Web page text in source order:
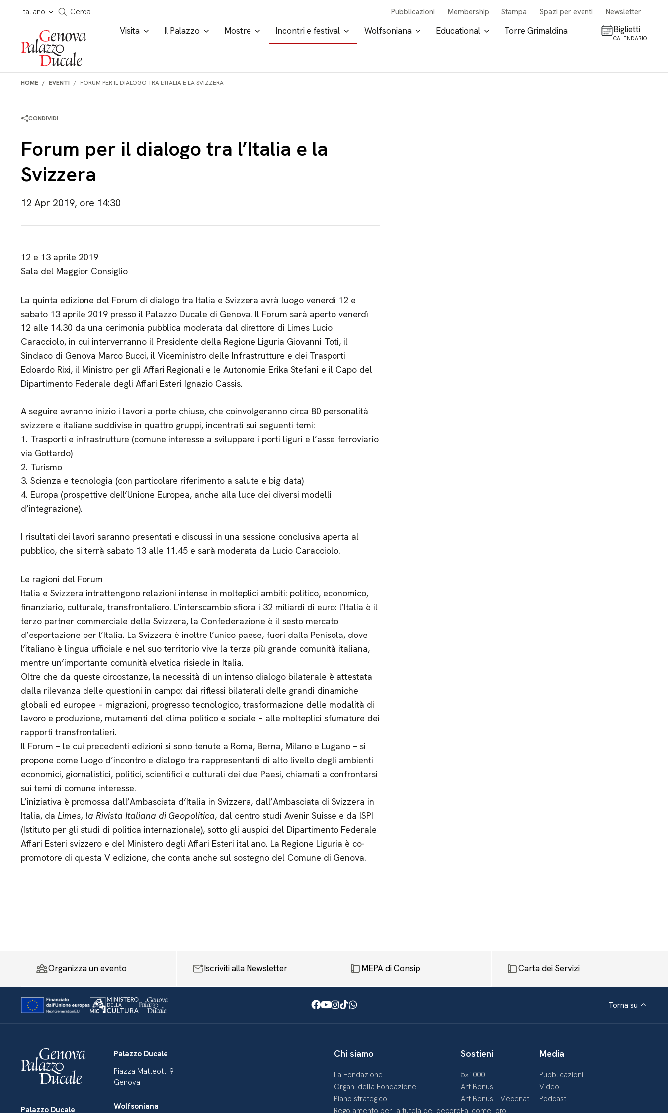
Salta al contenuto
Italiano
Cerca in tutto il sito
Cerca Pubblicazioni Membership Stampa Spazi per eventi Newsletter
Visita Il Palazzo Mostre Incontri e festival Wolfsoniana Educational Torre Grimaldina Biglietti
CALENDARIO
HOME EVENTI FORUM PER IL DIALOGO TRA L’ITALIA E LA SVIZZERA
CONDIVIDI
Forum per il dialogo tra l’Italia e la
Svizzera
12 Apr 2019, ore 14:30
12 e 13 aprile 2019
Sala del Maggior Consiglio
La quinta edizione del Forum di dialogo tra Italia e Svizzera avrà luogo venerdì 12 e
sabato 13 aprile 2019 presso il Palazzo Ducale di Genova. Il Forum sarà aperto venerdì
12 alle 14.30 da una cerimonia pubblica moderata dal direttore di Limes Lucio
Caracciolo, in cui interverranno il Presidente della Regione Liguria Giovanni Toti, il
Sindaco di Genova Marco Bucci, il Viceministro delle Infrastrutture e dei Trasporti
Edoardo Rixi, il Ministro per gli Affari Regionali e le Autonomie Erika Stefani e il Capo del
Dipartimento Federale degli Affari Esteri Ignazio Cassis.
A seguire avranno inizio i lavori a porte chiuse, che coinvolgeranno circa 80 personalità
svizzere e italiane suddivise in quattro gruppi, incentrati sui seguenti temi:
1. Trasporti e infrastrutture (comune interesse a sviluppare i porti liguri e l’asse ferroviario
via Gottardo)
2. Turismo
3. Scienza e tecnologia (con particolare riferimento a salute e big data)
4. Europa (prospettive dell’Unione Europea, anche alla luce dei diversi modelli
d’integrazione).
I risultati dei lavori saranno presentati e discussi in una sessione conclusiva aperta al
pubblico, che si terrà sabato 13 alle 11.45 e sarà moderata da Lucio Caracciolo.
Le ragioni del Forum
Italia e Svizzera intrattengono relazioni intense in molteplici ambiti: politico, economico,
finanziario, culturale, transfrontaliero. L’interscambio sfiora i 32 miliardi di euro: l’Italia è il
terzo partner commerciale della Svizzera, la Confederazione è il sesto mercato
d’esportazione per l’Italia. La Svizzera è inoltre l’unico paese, fuori dalla Penisola, dove
l’italiano è lingua ufficiale e nel suo territorio vive la terza più grande comunità italiana,
mentre un’importante comunità elvetica risiede in Italia.
Oltre che da queste circostanze, la necessità di un intenso dialogo bilaterale è attestata
dalla rilevanza delle questioni in campo: dai riflessi bilaterali delle grandi dinamiche
globali ed europee – migrazioni, progresso tecnologico, trasformazione delle modalità di
lavoro e produzione, mutamenti del clima politico e sociale – alle molteplici sfumature dei
rapporti transfrontalieri.
Il Forum – le cui precedenti edizioni si sono tenute a Roma, Berna, Milano e Lugano – si
propone come luogo d’incontro e dialogo tra rappresentanti di alto livello degli ambienti
economici, giornalistici, politici, scientifici e culturali dei due Paesi, chiamati a confrontarsi
sui temi di comune interesse.
L’iniziativa è promossa dall’Ambasciata d’Italia in Svizzera, dall’Ambasciata di Svizzera in
Italia, da Limes, la Rivista Italiana di Geopolitica, dal centro studi Avenir Suisse e da ISPI
(Istituto per gli studi di politica internazionale), sotto gli auspici del Dipartimento Federale
Affari Esteri svizzero e del Ministero degli Affari Esteri italiano. La Regione Liguria è co-
promotore di questa V edizione, che conta anche sul sostegno del Comune di Genova.
Organizza un evento Iscriviti alla Newsletter MEPA di Consip Carta dei Servizi
Facebook
Youtube
Instagram
TikTok
WhatsApp Torna su
Palazzo Ducale
Palazzo Ducale
Piazza Matteotti 9
Genova
Wolfsoniana
Chi siamo
La Fondazione
Organi della Fondazione
Piano strategico
Regolamento per la tutela del decoro
Sostieni
5×1000
Art Bonus
Art Bonus – Mecenati
Fai come loro
Media
Pubblicazioni
Video
Podcast